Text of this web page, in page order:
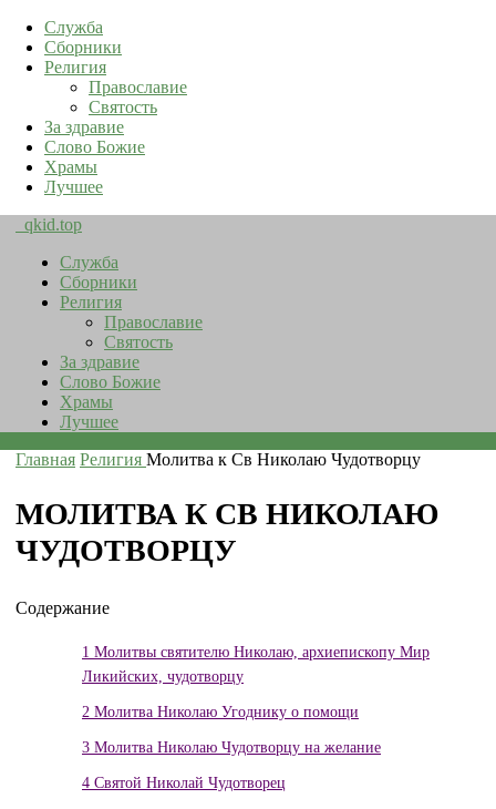
Служба
Сборники
Религия
Православие
Святость
За здравие
Слово Божие
Храмы
Лучшее
qkid.top
Служба
Сборники
Религия
Православие
Святость
За здравие
Слово Божие
Храмы
Лучшее
Главная Религия Молитва к Св Николаю Чудотворцу
МОЛИТВА К СВ НИКОЛАЮ
ЧУДОТВОРЦУ
Содержание
1 Молитвы святителю Николаю, архиепископу Мир
Ликийских, чудотворцу
2 Молитва Николаю Угоднику о помощи
3 Молитва Николаю Чудотворцу на желание
4 Святой Николай Чудотворец